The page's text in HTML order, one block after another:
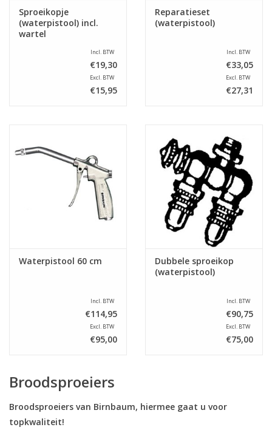
Sproeikopje
(waterpistool) incl.
wartel
Incl. BTW
€19,30
Excl. BTW
€15,95
Reparatieset
(waterpistool)
Incl. BTW
€33,05
Excl. BTW
€27,31
Waterpistool 60 cm
Incl. BTW
€114,95
Excl. BTW
€95,00
Dubbele sproeikop
(waterpistool)
Incl. BTW
€90,75
Excl. BTW
€75,00
Broodsproeiers
Broodsproeiers van Birnbaum, hiermee gaat u voor
topkwaliteit!